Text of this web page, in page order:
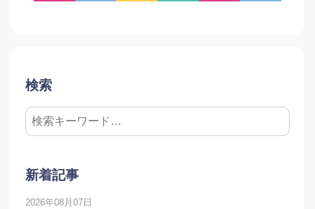
検索
新着記事
2026年08月07日